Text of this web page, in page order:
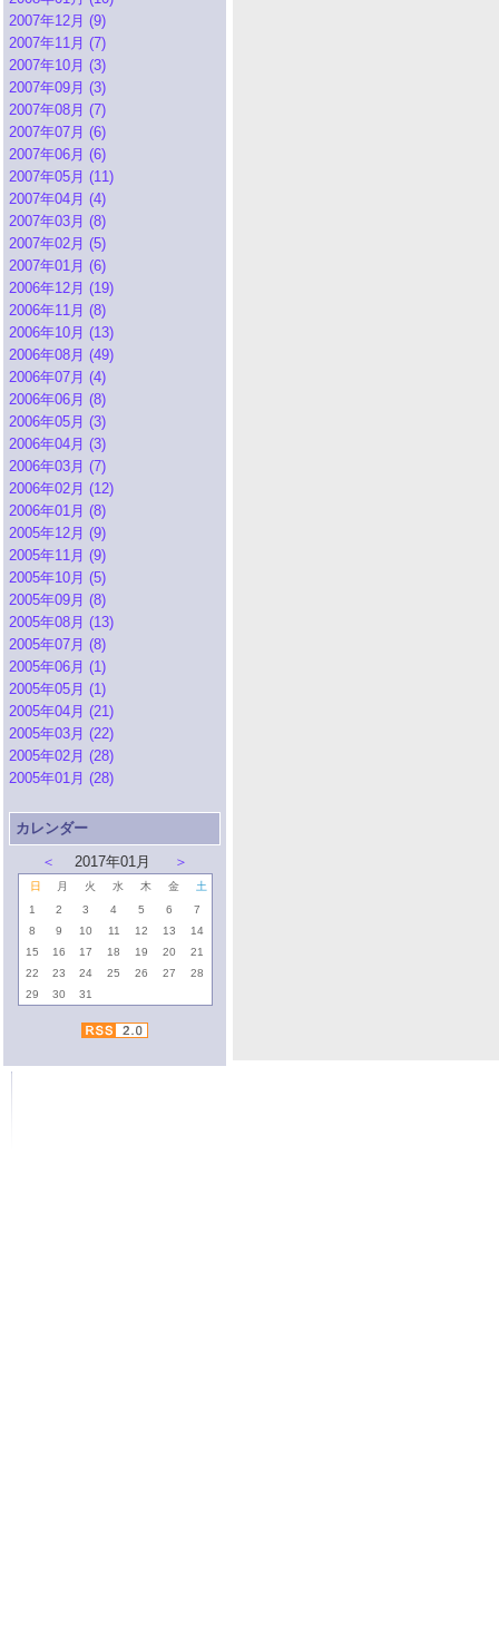
2007年12月 (9)
2007年11月 (7)
2007年10月 (3)
2007年09月 (3)
2007年08月 (7)
2007年07月 (6)
2007年06月 (6)
2007年05月 (11)
2007年04月 (4)
2007年03月 (8)
2007年02月 (5)
2007年01月 (6)
2006年12月 (19)
2006年11月 (8)
2006年10月 (13)
2006年08月 (49)
2006年07月 (4)
2006年06月 (8)
2006年05月 (3)
2006年04月 (3)
2006年03月 (7)
2006年02月 (12)
2006年01月 (8)
2005年12月 (9)
2005年11月 (9)
2005年10月 (5)
2005年09月 (8)
2005年08月 (13)
2005年07月 (8)
2005年06月 (1)
2005年05月 (1)
2005年04月 (21)
2005年03月 (22)
2005年02月 (28)
2005年01月 (28)
カレンダー
＜
2017年01月 ＞
日 月 火 水 木 金
土
1
2 3 4 5 6
7
8
9 10 11 12 13
14
15
16 17 18 19 20
21
22
23 24 25 26 27
28
29
30 31